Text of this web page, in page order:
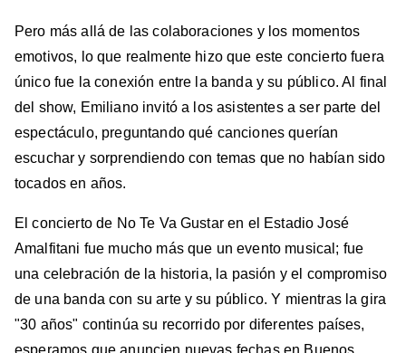
Pero más allá de las colaboraciones y los momentos
emotivos, lo que realmente hizo que este concierto fuera
único fue la conexión entre la banda y su público. Al final
del show, Emiliano invitó a los asistentes a ser parte del
espectáculo, preguntando qué canciones querían
escuchar y sorprendiendo con temas que no habían sido
tocados en años.
El concierto de No Te Va Gustar en el Estadio José
Amalfitani fue mucho más que un evento musical; fue
una celebración de la historia, la pasión y el compromiso
de una banda con su arte y su público. Y mientras la gira
"30 años" continúa su recorrido por diferentes países,
esperamos que anuncien nuevas fechas en Buenos